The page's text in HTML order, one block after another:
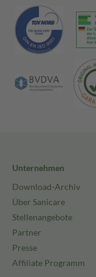
Unternehmen
Download-Archiv
Über Sanicare
Stellenangebote
Partner
Presse
Affiliate Programm